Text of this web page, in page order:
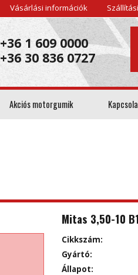
Vásárlási információk
+36 1 609 0000
+36 30 836 0727
Akciós motorgumik
Mitas 3,50-10
Cikkszám:
Gyártó:
Állapot: